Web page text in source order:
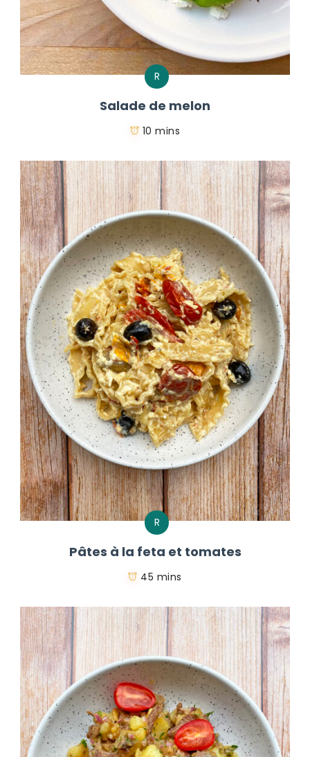
R
Salade de melon
10 mins
R
Pâtes à la feta et tomates
45 mins